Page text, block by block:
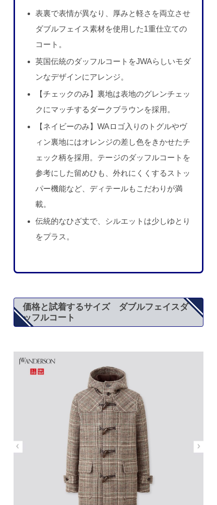
表裏で表情が異なり、厚みと軽さを両立させ
ダブルフェイス素材を使用した1重仕立ての
コート。
英国伝統のダッフルコートをJWAらしいモダ
ンなデザインにアレンジ。
【チェックのみ】裏地は表地のグレンチェッ
クにマッチするダークブラウンを採用。
【ネイビーのみ】WAロゴ入りのトグルやヴ
ィン裏地にはオレンジの差し色をきかせたチ
ェック柄を採用。テージのダッフルコートを
参考にした留めひも、外れにくくするストッ
パー機能など、ディテールもこだわりが満
載。
伝統的なひざ丈で、シルエットは少しゆとり
をプラス。
価格と試着するサイズ ダブルフェイスダ
ッフルコート